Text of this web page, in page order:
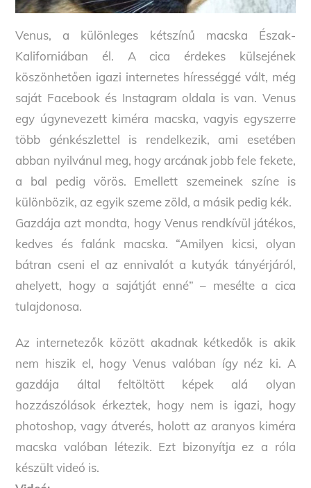
Venus, a különleges kétszínű macska Észak-
Kaliforniában él. A cica érdekes külsejének
köszönhetően igazi internetes hírességgé vált, még
saját Facebook és Instagram oldala is van. Venus
egy úgynevezett kiméra macska, vagyis egyszerre
több génkészlettel is rendelkezik, ami esetében
abban nyilvánul meg, hogy arcának jobb fele fekete,
a bal pedig vörös. Emellett szemeinek színe is
különbözik, az egyik szeme zöld, a másik pedig kék.
Gazdája azt mondta, hogy Venus rendkívül játékos,
kedves és falánk macska. “Amilyen kicsi, olyan
bátran cseni el az ennivalót a kutyák tányérjáról,
ahelyett, hogy a sajátját enné” – mesélte a cica
tulajdonosa.
Az internetezők között akadnak kétkedők is akik
nem hiszik el, hogy Venus valóban így néz ki. A
gazdája által feltöltött képek alá olyan
hozzászólások érkeztek, hogy nem is igazi, hogy
photoshop, vagy átverés, holott az aranyos kiméra
macska valóban létezik. Ezt bizonyítja ez a róla
készült videó is.